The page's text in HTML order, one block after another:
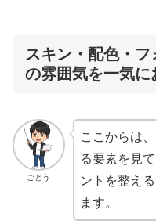
スキン・配色・
の雰囲気を一気に
ごとう
ここからは
る要素を見
ントを整え
ます。